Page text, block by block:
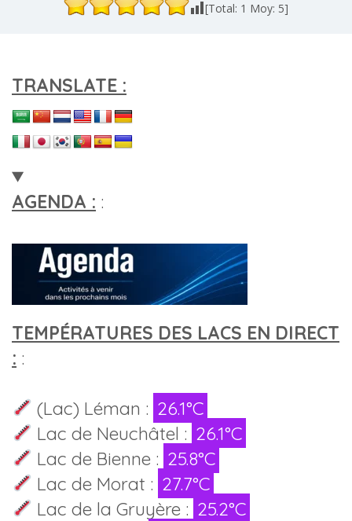
[Total: 1 Moy: 5]
TRANSLATE :
AGENDA : :
TEMPÉRATURES DES LACS EN DIRECT
: :
(Lac) Léman : 26.1°C
Lac de Neuchâtel : 26.1°C
Lac de Bienne : 25.8°C
Lac de Morat : 27.7°C
Lac de la Gruyère : 25.2°C